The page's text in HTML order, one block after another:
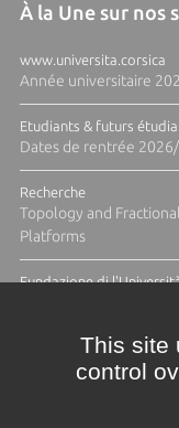
À la Une sur nos
www.universita.corsica
Année universitaire
Etudiants & futurs
Dates de rentrée
Recherche
Topology and
Platforms
Fundazione di
This site
control